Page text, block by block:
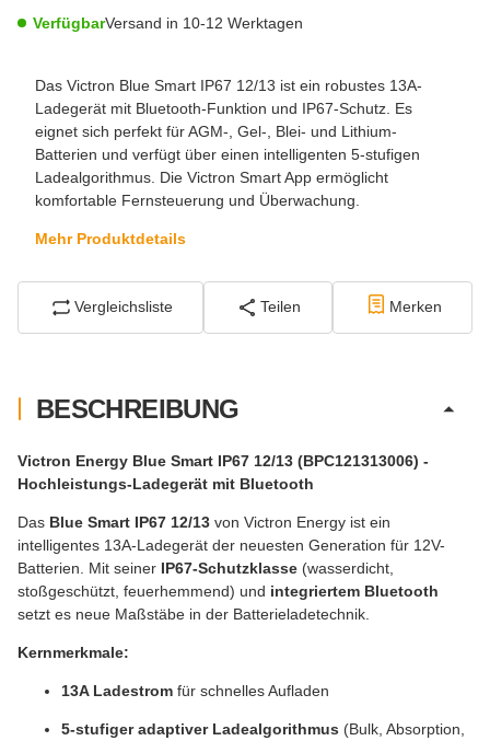
VerfügbarVersand in 10-12 Werktagen
Das Victron Blue Smart IP67 12/13 ist ein robustes 13A-
Ladegerät mit Bluetooth-Funktion und IP67-Schutz. Es
eignet sich perfekt für AGM-, Gel-, Blei- und Lithium-
Batterien und verfügt über einen intelligenten 5-stufigen
Ladealgorithmus. Die Victron Smart App ermöglicht
komfortable Fernsteuerung und Überwachung.
Mehr Produktdetails
Vergleichsliste Teilen Merken
BESCHREIBUNG
Victron Energy Blue Smart IP67 12/13 (BPC121313006) -
Hochleistungs-Ladegerät mit Bluetooth
Das Blue Smart IP67 12/13 von Victron Energy ist ein
intelligentes 13A-Ladegerät der neuesten Generation für 12V-
Batterien. Mit seiner IP67-Schutzklasse (wasserdicht,
stoßgeschützt, feuerhemmend) und integriertem Bluetooth
setzt es neue Maßstäbe in der Batterieladetechnik.
Kernmerkmale:
13A Ladestrom für schnelles Aufladen
5-stufiger adaptiver Ladealgorithmus (Bulk, Absorption,